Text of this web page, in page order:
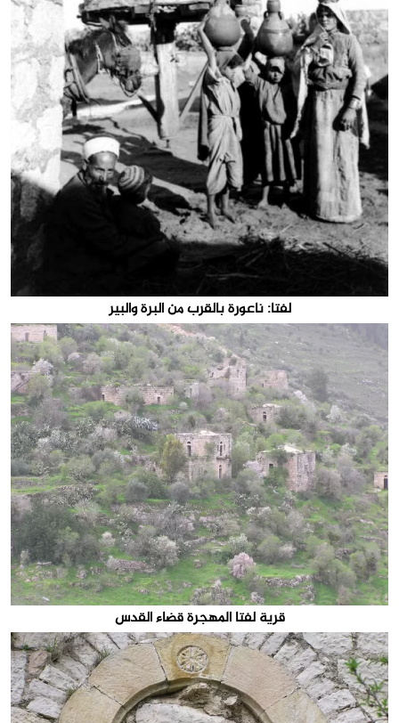
لفتا: ناعورة بالقرب من البرة والبير
قرية لفتا المهجرة قضاء القدس